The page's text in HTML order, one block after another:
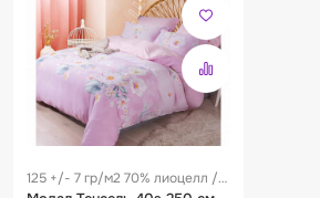
125 +/- 7 гр/м2 70% лиоцелл /